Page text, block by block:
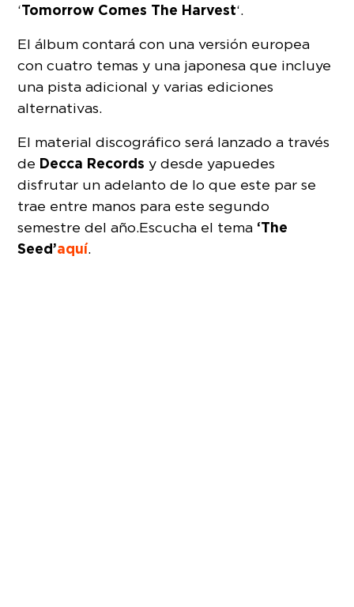
‘Tomorrow Comes The Harvest‘.
El álbum contará con una versión europea
con cuatro temas y una japonesa que incluye
una pista adicional y varias ediciones
alternativas.
El material discográfico será lanzado a través
de Decca Recordsy desde ya puedes
disfrutar un adelanto de lo que este par se
trae entre manos para este segundo
semestre del año. Escucha el tema ‘The
Seed’aquí.